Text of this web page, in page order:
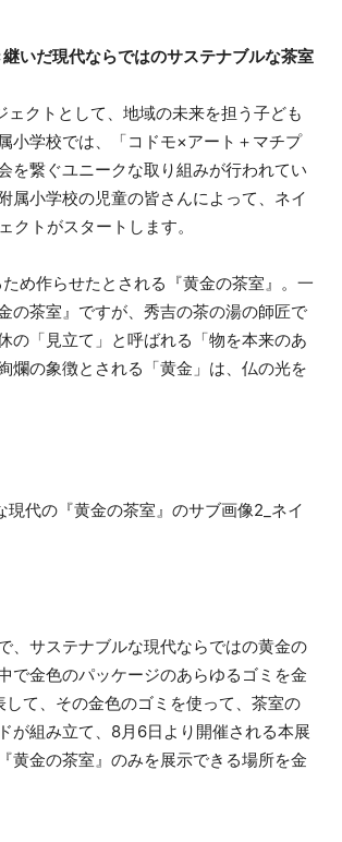
いだ現代ならではのサステナブルな茶室
クトとして、地域の未来を担う子ども
小学校では、「コドモ×アート＋マチプ
を繋ぐユニークな取り組みが行われてい
属小学校の児童の皆さんによって、ネイ
トがスタートします。
め作らせたとされる『黄金の茶室』。一
の茶室』ですが、秀吉の茶の湯の師匠で
の「見立て」と呼ばれる「物を本来のあ
爛の象徴とされる「黄金」は、仏の光を
、サステナブルな現代ならではの黄金の
で金色のパッケージのあらゆるゴミを金
て、その金色のゴミを使って、茶室の
が組み立て、8月6日より開催される本展
黄金の茶室』のみを展示できる場所を金